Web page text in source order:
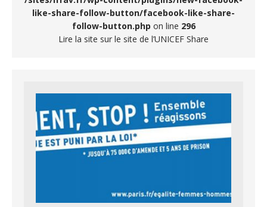
like-share-follow-button/facebook-like-share-
follow-button.php on line 296
Lire la site sur le site de l’UNICEF Share